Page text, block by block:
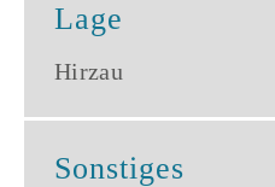
Lage
Hirzau
Sonstiges